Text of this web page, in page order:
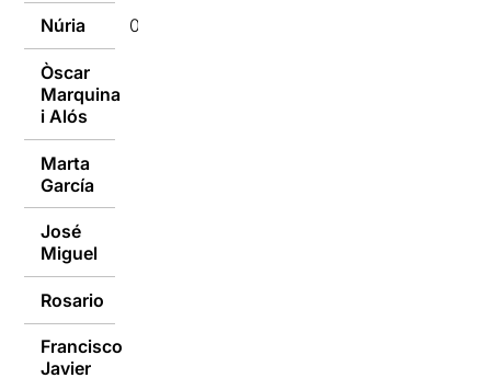
Núria 03/10/2019
Òscar
Marquina
i Alós
Marta
García
José
Miguel
Rosario
Francisco
Javier